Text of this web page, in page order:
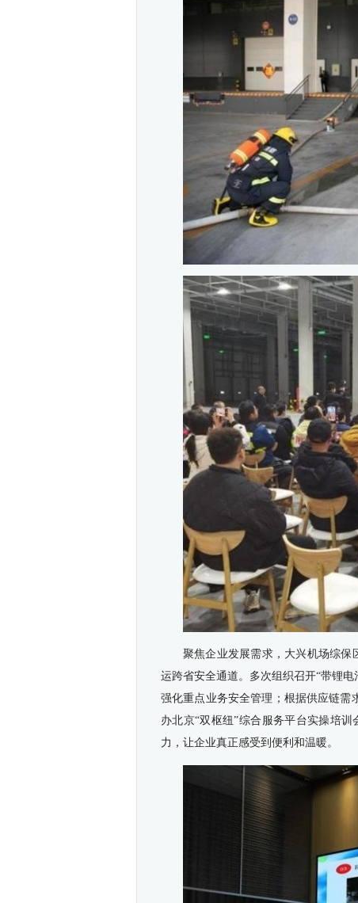
聚焦企业发展需求，大兴机场综保
运跨省安全通道。多次组织召开“带锂
强化重点业务安全管理；根据供应链需
办北京“双枢纽”综合服务平台实操培
力，让企业真正感受到便利和温暖。